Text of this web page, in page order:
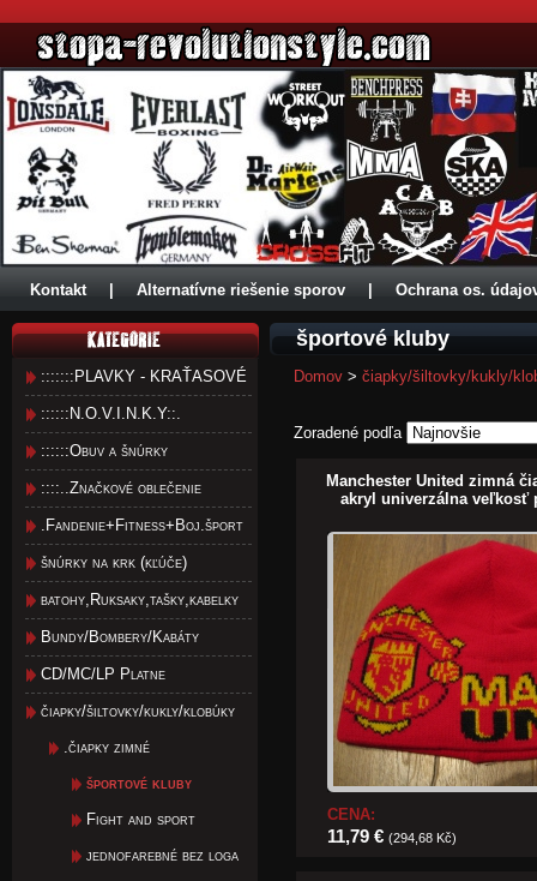
Kontakt Alternatívne riešenie sporov Ochrana os.
:::::::PLAVKY - KRAŤASOVÉ
::::::N.O.V.I.N.K.Y::.
::::::Obuv a šnúrky
::::..Značkové oblečenie
.Fandenie+Fitness+Boj.šport
šnúrky na krk (kľúče)
batohy,Ruksaky,tašky,kabelky
Bundy/Bombery/Kabáty
CD/MC/LP Platne
čiapky/šiltovky/kukly/klobúky
.čiapky zimné
športové kluby
Fight and sport
jednofarebné bez loga
športové kluby
Domov > čiapky/šiltovky/kukly/
Zoradené podľa
Manchester United zimná
akryl univerzálna veľkosť
CENA:
11,79 € (294,68 Kč)